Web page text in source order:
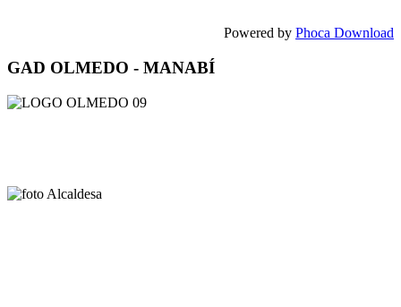
Powered by Phoca Download
GAD OLMEDO - MANABÍ